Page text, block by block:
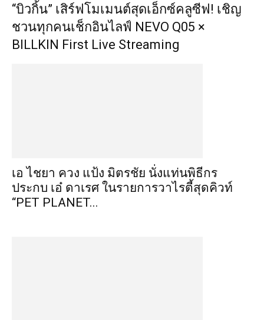
“บิวกิ้น” เสิร์ฟโมเมนต์สุดเอ็กซ์คลูซีฟ! เชิญ
ชวนทุกคนเช็กอินไลฟ์ NEVO Q05 ×
BILLKIN First Live Streaming
เอ ไชยา ควง แป้ง มิตรชัย นั่งแท่นพิธีกร
ประกบ เอ๋ ดาเรศ ในรายการวาไรตี้สุดคิวท์
“PET PLANET...